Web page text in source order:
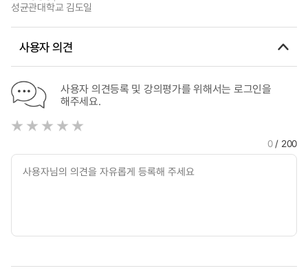
성균관대학교 김도일
사용자 의견
사용자 의견등록 및 강의평가를 위해서는 로그인을
해주세요.
0/ 200